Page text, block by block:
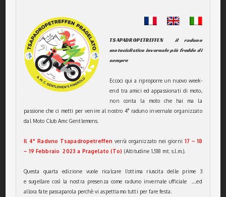
TSAPADROPETREFFEN il raduno
motociclistico invernale più freddo di
sempre
Eccoci qui a riproporre un nuovo week-
end tra amici ed appassionati di moto,
non conta la moto che hai ma la
passione che ci metti per venire al nostro 4° raduno invernale organizzato
dal Moto Club Amc Gentlemens.
Il 4° Raduno Tsapadropetreffen verrà organizzato nei giorni 17 – 18
– 19 Febbraio 2023 a Pragelato (To) (Altitudine 1,518 mt. s.l.m.).
Questa quarta edizione vuole ricalcare l’ottima riuscita delle prime 3
e sugellare così la nostra presenza come raduno invernale ufficiale ….ed
allora fate passaparola perchè vi aspettiamo tutti per fare festa.